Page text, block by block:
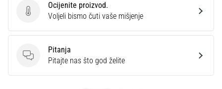
Ocijenite proizvod.
Ocijenite proizvod.
Voljeli bismo čuti vaše mišjenje
Pitanja
Pitanja
Pitajte nas što god želite